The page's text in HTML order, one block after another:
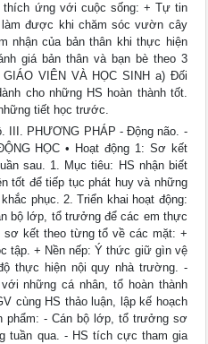
thích ứng với cuộc sống: + Tự tin
được khi chăm sóc vườn cây
nhận của bản thân khi thực hiện
giá bản thân và bạn bè theo 3
VIÊN VÀ HỌC SINH a) Đối
cho những HS hoàn thành tốt.
tiết học trước.
III. PHƯƠNG PHÁP - Động não. -
HỌC • Hoạt động 1: Sơ kết
sau. 1. Mục tiêu: HS nhận biết
tốt để tiếp tục phát huy và những
phục. 2. Triển khai hoạt động:
bộ lớp, tổ trưởng để các em thực
sơ kết theo từng tổ về các mặt: +
tập. + Nền nếp: Ý thức giữ gìn vệ
thực hiện nội quy nhà trường. -
những cá nhân, tổ hoàn thành
cùng HS thảo luận, lập kế hoạch
phẩm: - Cán bộ lớp, tổ trưởng sơ
tuần qua. - HS tích cực tham gia